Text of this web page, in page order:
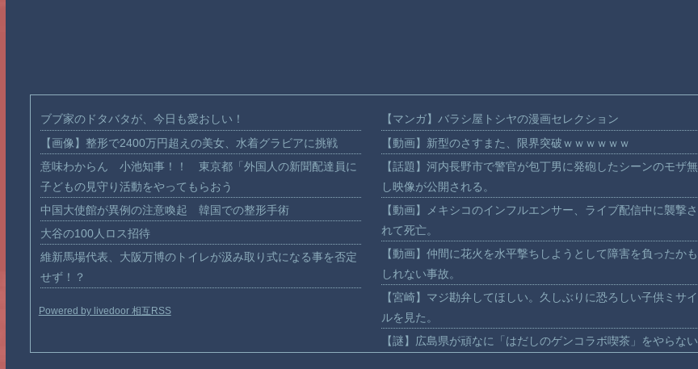
ブブ家のドタバタが、今日も愛おしい！
【画像】整形で2400万円超えの美女、水着グラビアに挑戦
意味わからん 小池知事！！ 東京都「外国人の新聞配達員に
子どもの見守り活動をやってもらおう
中国大使館が異例の注意喚起 韓国での整形手術
大谷の100人ロス招待
維新馬場代表、大阪万博のトイレが汲み取り式になる事を否定
せず！？
Powered by livedoor 相互RSS
【マンガ】バラシ屋トシヤの漫画セレクション
【動画】新型のさすまた、限界突破ｗｗｗｗｗｗ
【話題】河内長野市で警官が包丁男に発砲したシーンのモザ無
し映像が公開される。
【動画】メキシコのインフルエンサー、ライブ配信中に襲撃さ
れて死亡。
【動画】仲間に花火を水平撃ちしようとして障害を負ったかも
しれない事故。
【宮崎】マジ勘弁してほしい。久しぶりに恐ろしい子供ミサイ
ルを見た。
【謎】広島県が頑なに「はだしのゲンコラボ喫茶」をやらない